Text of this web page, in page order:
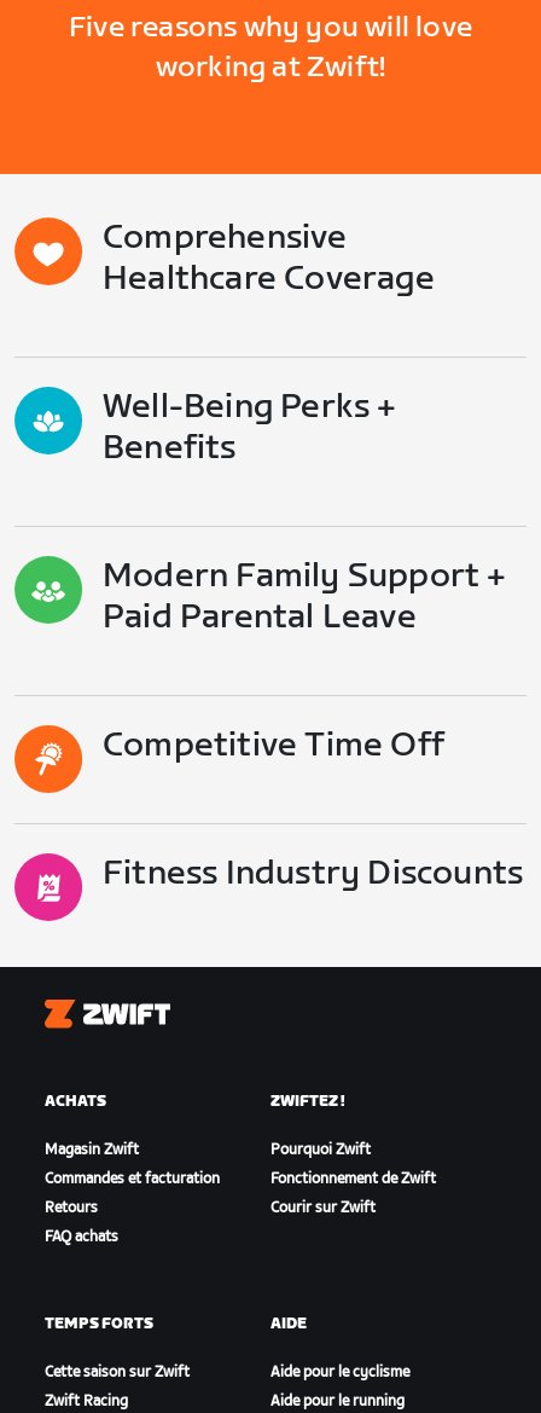
Five reasons why you will love
working at Zwift!
Comprehensive
Healthcare Coverage
Well-Being Perks +
Benefits
Modern Family Support +
Paid Parental Leave
Competitive Time Off
Fitness Industry Discounts
Zwift
ACHATS
Magasin Zwift
Commandes et facturation
Retours
FAQ achats
ZWIFTEZ !
Pourquoi Zwift
Fonctionnement de Zwift
Courir sur Zwift
TEMPS FORTS
Cette saison sur Zwift
Zwift Racing
AIDE
Aide pour le cyclisme
Aide pour le running